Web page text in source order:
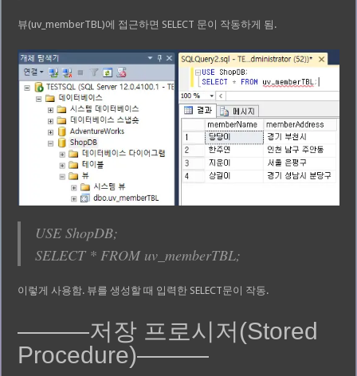
뷰(uv_memberTBL)에 접근하면 SELECT 문이 작동하게 됨.
USE ShopDB;
SELECT * FROM uv_memberTBL;
이렇게 사용함. 뷰를 생성할 때 입력한 SELECT문이 작동.
———저장 프로시저(Stored
Procedure)———